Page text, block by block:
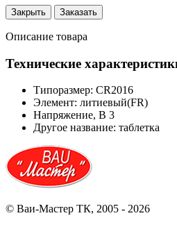
Закрыть Заказать
Описание товара
Технические
Типоразмер: CR2016
Элемент: литиевый(FR)
Напряжение, В 3
Другое название: таблетка
© Ваи-Мастер ТК, 2005 - 2026